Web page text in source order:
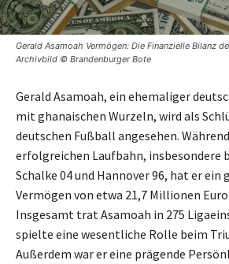
Gerald Asamoah Vermögen: Die Finanzielle Bilanz
Archivbild © Brandenburger Bote
Gerald Asamoah, ein ehemaliger
mit ghanaischen Wurzeln, wird als
deutschen Fußball angesehen.
erfolgreichen Laufbahn, insbesondere
Schalke 04 und Hannover 96, hat er ein
Vermögen von etwa 21,7 Millionen
Insgesamt trat Asamoah in 275
spielte eine wesentliche Rolle beim
Außerdem war er eine prägende